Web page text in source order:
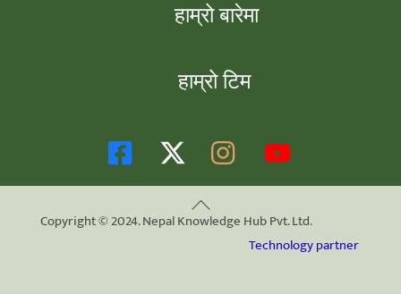
हाम्रो बारेमा
हाम्रो टिम
Back
To
Copyright © 2024. Nepal Knowledge Hub Pvt. Ltd.
Technology partner